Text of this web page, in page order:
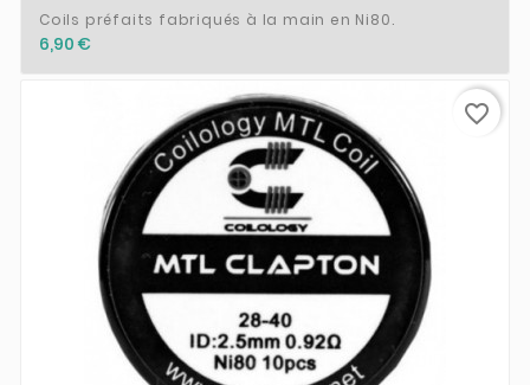
Coils préfaits fabriqués à la main en Ni80.
6,90 €
favorite_border